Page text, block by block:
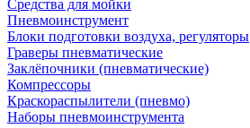
Средства для мойки
Пневмоинструмент
Блоки подготовки воздуха, регуляторы
Граверы пневматические
Заклёпочники (пневматические)
Компрессоры
Краскораспылители (пневмо)
Наборы пневмоинструмента